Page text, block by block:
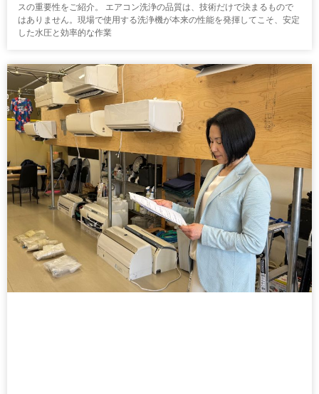
スの重要性をご紹介。 エアコン洗浄の品質は、技術だけで決まるもので
はありません。現場で使用する洗浄機が本来の性能を発揮してこそ、安定
した水圧と効率的な作業